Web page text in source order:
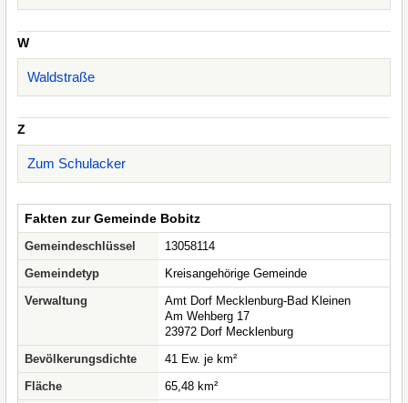
W
Waldstraße
Z
Zum Schulacker
Fakten zur Gemeinde Bobitz
Gemeindeschlüssel
13058114
Gemeindetyp
Kreisangehörige Gemeinde
Verwaltung
Amt Dorf Mecklenburg-Bad Kleinen
Am Wehberg 17
23972 Dorf Mecklenburg
Bevölkerungsdichte
41 Ew. je km²
Fläche
65,48 km²